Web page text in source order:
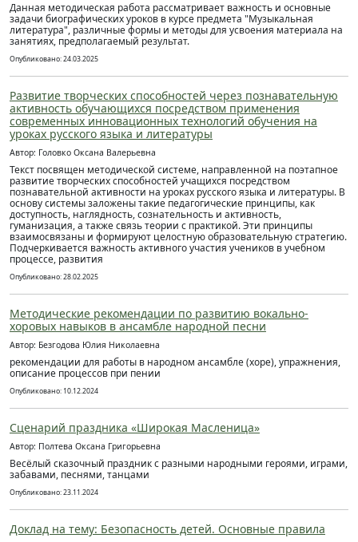
Данная методическая работа рассматривает важность и основные
задачи биографических уроков в курсе предмета "Музыкальная
литература", различные формы и методы для усвоения материала на
занятиях, предполагаемый результат.
Опубликовано: 24.03.2025
Развитие творческих способностей через познавательную
активность обучающихся посредством применения
современных инновационных технологий обучения на
уроках русского языка и литературы
Автор: Головко Оксана Валерьевна
Текст посвящен методической системе, направленной на поэтапное
развитие творческих способностей учащихся посредством
познавательной активности на уроках русского языка и литературы. В
основу системы заложены такие педагогические принципы, как
доступность, наглядность, сознательность и активность,
гуманизация, а также связь теории с практикой. Эти принципы
взаимосвязаны и формируют целостную образовательную стратегию.
Подчеркивается важность активного участия учеников в учебном
процессе, развития
Опубликовано: 28.02.2025
Методические рекомендации по развитию вокально-
хоровых навыков в ансамбле народной песни
Автор: Безгодова Юлия Николаевна
рекомендации для работы в народном ансамбле (хоре), упражнения,
описание процессов при пении
Опубликовано: 10.12.2024
Сценарий праздника «Широкая Масленица»
Автор: Полтева Оксана Григорьевна
Весёлый сказочный праздник с разными народными героями, играми,
забавами, песнями, танцами
Опубликовано: 23.11.2024
Доклад на тему: Безопасность детей. Основные правила